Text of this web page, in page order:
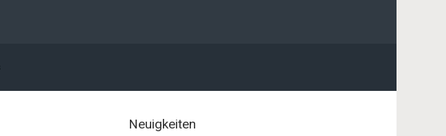
Neuigkeiten